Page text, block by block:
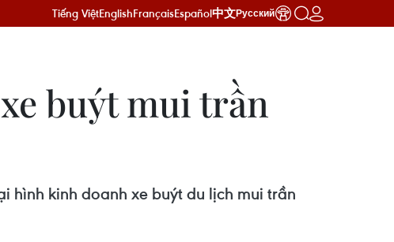
Tiếng ViệtEnglishFrançaisEspañol中文Русский
buýt mui trần
kinh doanh xe buýt du lịch mui trần